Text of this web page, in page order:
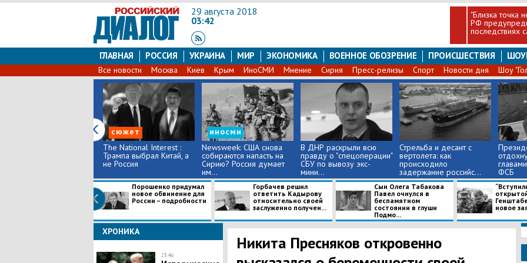
29 августа 2018
03:42
"Близка точка
РФ
последствиях
ГЛАВНАЯ РОССИЯ УКРАИНА МИР ЭКОНОМИКА ВОЕННОЕ ОБОЗРЕНИЕ ПРОИСШЕСТВИЯ
Все новости Москва Киев Крым ИноСМИ Мнение Сирия Пресс-релизы Спорт Новости дня Шоу
сюжет
The National Interest :
Трампа выбрал Китай, а
не Россия
иносми
Newsweek: США снова
собираются напасть на
Сирию? Россия думает
им...
В ДНР раскрыли всю
правду о "спецоперации"
СБУ по вывозу экс-
мини...
Стрельба и десант с
вертолета: как
происходило
задержание российс... ФСБ
Порошенко придумал
новое обвинение для
России – подробности
Горбачев решил
ответить Кадырову
относительно своей
заслуженно получен...
Сын Олега Табакова
Павел очнулся в
беспамятном
состоянии в глуши
Подмо...
новое
ХРОНИКА
23:46
Никита Пресняков откровенно